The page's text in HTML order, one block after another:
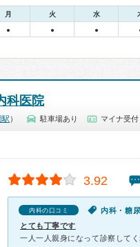
月 火 水
● ● ●
科医院
駅 ） 駐車場あり マイナ受付
3.92
内科の口コミ 内科・糖
とても丁寧です